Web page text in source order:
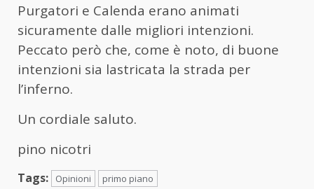
Purgatori e Calenda erano animati
sicuramente dalle migliori intenzioni.
Peccato però che, come è noto, di buone
intenzioni sia lastricata la strada per
l’inferno.
Un cordiale saluto.
pino nicotri
Tags: Opinioni primo piano